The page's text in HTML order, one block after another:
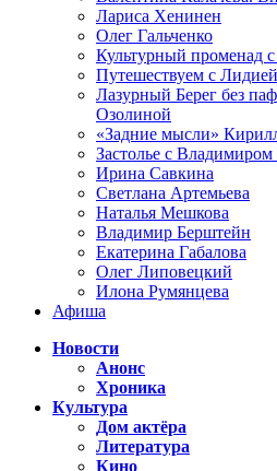
Лариса Хенинен
Олег Гальченко
Культурный променад
Путешествуем с
Лазурный Берег без
Озолиной
«Задние мысли»
Застолье с
Ирина Савкина
Светлана Артемьева
Наталья Мешкова
Владимир Берштейн
Екатерина Габалова
Олег Липовецкий
Илона Румянцева
Афиша
Новости
Анонс
Хроника
Культура
Дом актёра
Литература
Кино